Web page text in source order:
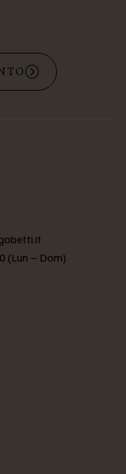
(Lun – Dom)